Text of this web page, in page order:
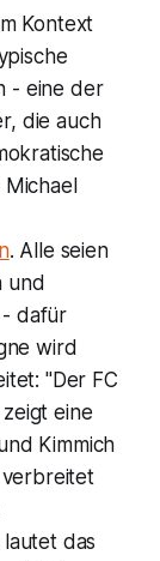
Kontext
- eine der
die auch
. Alle seien
und
- dafür
wird
"Der FC
eine
Kimmich
lautet das